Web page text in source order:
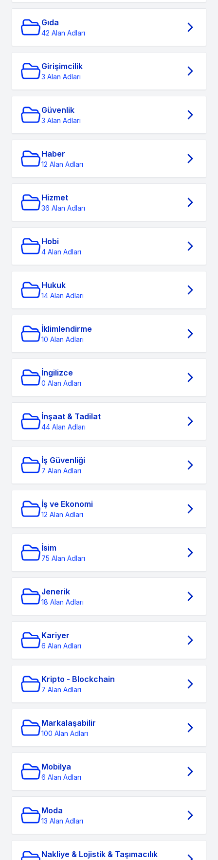
Gıda
42 Alan Adları
Girişimcilik
3 Alan Adları
Güvenlik
3 Alan Adları
Haber
12 Alan Adları
Hizmet
36 Alan Adları
Hobi
4 Alan Adları
Hukuk
14 Alan Adları
İklimlendirme
10 Alan Adları
İngilizce
0 Alan Adları
İnşaat & Tadilat
44 Alan Adları
İş Güvenliği
7 Alan Adları
İş ve Ekonomi
12 Alan Adları
İsim
75 Alan Adları
Jenerik
18 Alan Adları
Kariyer
6 Alan Adları
Kripto - Blockchain
7 Alan Adları
Markalaşabilir
100 Alan Adları
Mobilya
6 Alan Adları
Moda
13 Alan Adları
Nakliye & Lojistik & Taşımacılık